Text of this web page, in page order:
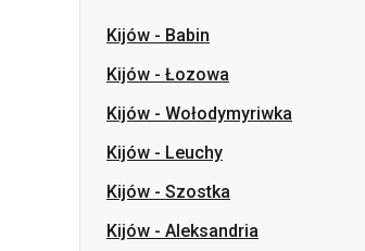
Kijów - Babin
Kijów - Łozowa
Kijów - Wołodymyriwka
Kijów - Leuchy
Kijów - Szostka
Kijów - Aleksandria